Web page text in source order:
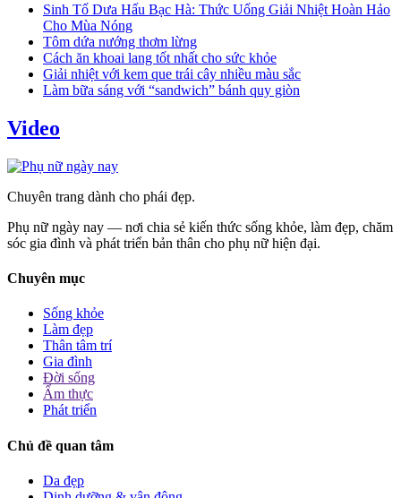
Sinh Tố Dưa Hấu Bạc Hà: Thức Uống Giải Nhiệt Hoàn Hảo
Cho Mùa Nóng
Tôm dứa nướng thơm lừng
Cách ăn khoai lang tốt nhất cho sức khỏe
Giải nhiệt với kem que trái cây nhiều màu sắc
Làm bữa sáng với “sandwich” bánh quy giòn
Video
Chuyên trang dành cho phái đẹp.
Phụ nữ ngày nay — nơi chia sẻ kiến thức sống khỏe, làm đẹp, chăm
sóc gia đình và phát triển bản thân cho phụ nữ hiện đại.
Chuyên mục
Sống khỏe
Làm đẹp
Thân tâm trí
Gia đình
Đời sống
Ẩm thực
Phát triển
Chủ đề quan tâm
Da đẹp